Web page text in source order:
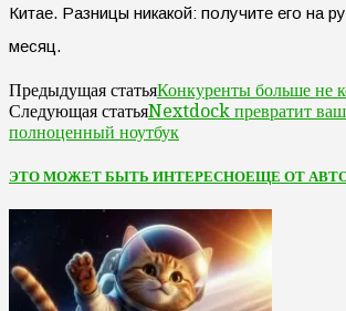
Китае. Разницы никакой: получите его на
месяц.
Предыдущая статьяКонкуренты больше не
Следующая статьяNextdock превратит
полноценный ноутбук
ЭТО МОЖЕТ БЫТЬ ИНТЕРЕСНОЕЩЕ ОТ